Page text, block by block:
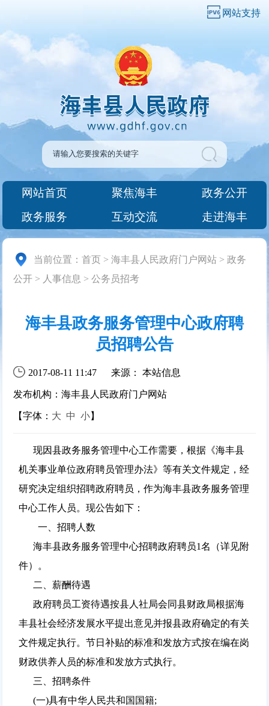
网站支持
网站首页 聚焦海丰
政务公开
政务服务
互动交流 走进海丰
当前位置：首页 >海丰县人民政府门户网站 >政务
公开 > 人事信息 >公务员招考
海丰县政务服务管理中心政府聘
员招聘公告
2017-08-11 11:47 来源： 本站信息
发布机构：海丰县人民政府门户网站
【字体： 大 中 小】
现因县政务服务管理中心工作需要，根据《海丰县
机关事业单位政府聘员管理办法》等有关文件规定，经
研究决定组织招聘政府聘员，作为海丰县政务服务管理
中心工作人员。现公告如下：
一、招聘人数
海丰县政务服务管理中心招聘政府聘员1名（详见附
件）。
二、薪酬待遇
政府聘员工资待遇按县人社局会同县财政局根据海
丰县社会经济发展水平提出意见并报县政府确定的有关
文件规定执行。节日补贴的标准和发放方式按在编在岗
财政供养人员的标准和发放方式执行。
三、招聘条件
(一)具有中华人民共和国国籍;